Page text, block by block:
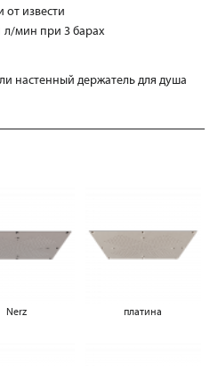
от извести
л/мин при 3 барах
настенный держатель для душа
Nerz платина